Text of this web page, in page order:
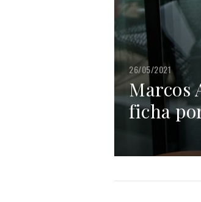
26/05/2021
Marcos
ficha